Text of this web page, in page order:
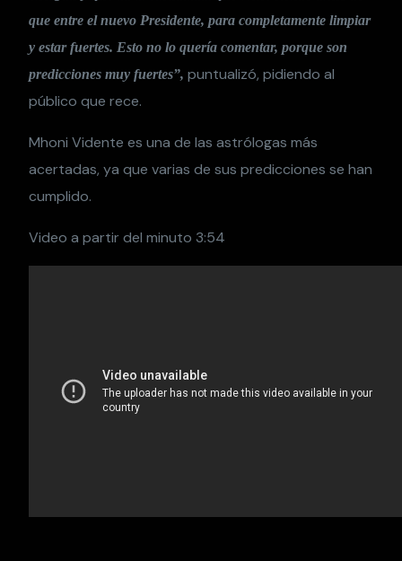
que entre el nuevo Presidente, para completamente limpiar
y estar fuertes. Esto no lo quería comentar, porque son
predicciones muy fuertes”, puntualizó, pidiendo al
público que rece.
Mhoni Vidente es una de las astrólogas más
acertadas, ya que varias de sus predicciones se han
cumplido.
Video a partir del minuto 3:54